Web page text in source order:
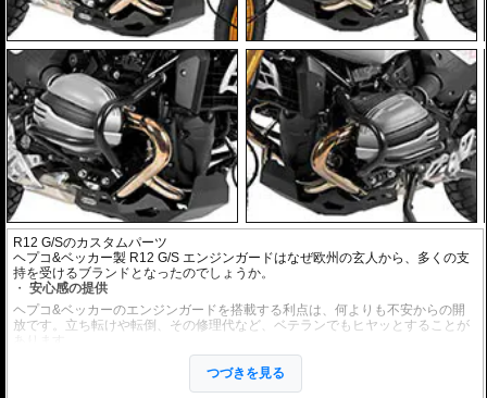
R12 G/Sのカスタムパーツ
ヘプコ&ベッカー製 R12 G/S エンジンガードはなぜ欧州の玄人から、多くの支
持を受けるブランドとなったのでしょうか。
安心感の提供
ヘプコ&ベッカーのエンジンガードを搭載する利点は、何よりも不安からの開
放です。立ち転けや転倒、その修理代など、ベテランでもヒヤッとすることが
ヘプコ&ベッカーではツーリングを心から楽しむことを目指し、製品を開発、
つづきを見る